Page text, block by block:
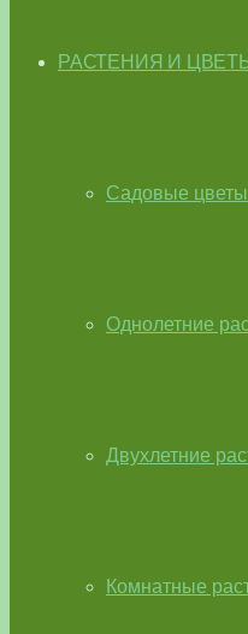
РАСТЕНИЯ И
Садовые цветы
Однолетние
Двухлетние
Комнатные